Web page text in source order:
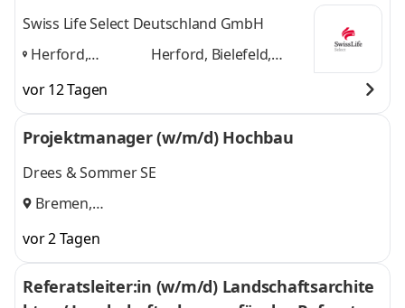
Swiss Life Select Deutschland GmbH
Herford,
Düsseldorf,
Bremen,
Herford, Bielefeld,
vor 12 Tagen
Projektmanager (w/m/d) Hochbau
Drees & Sommer SE
Bremen,
vor 2 Tagen
Referatsleiter:in (w/m/d) Landschaftsarchite